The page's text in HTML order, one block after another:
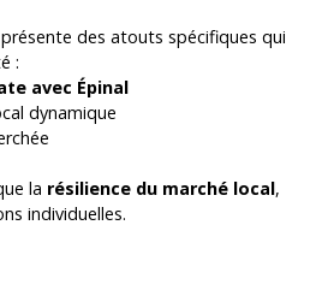
des atouts spécifiques qui
:
avec Épinal
dynamique
la résilience du marché local,
individuelles.